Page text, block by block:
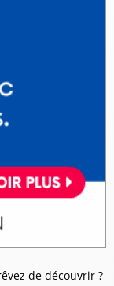
de découvrir ?